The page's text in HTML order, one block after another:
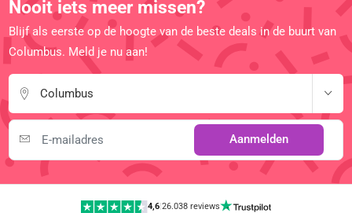
Nooit iets meer missen?
Blijf als eerste op de hoogte van de beste deals in de buurt van
Columbus. Meld je nu aan!
Columbus
Aanmelden
4,6 |26.038 reviews